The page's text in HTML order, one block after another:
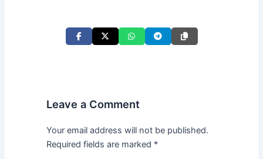
Leave a Comment
Your email address will not be published.
Required fields are marked *